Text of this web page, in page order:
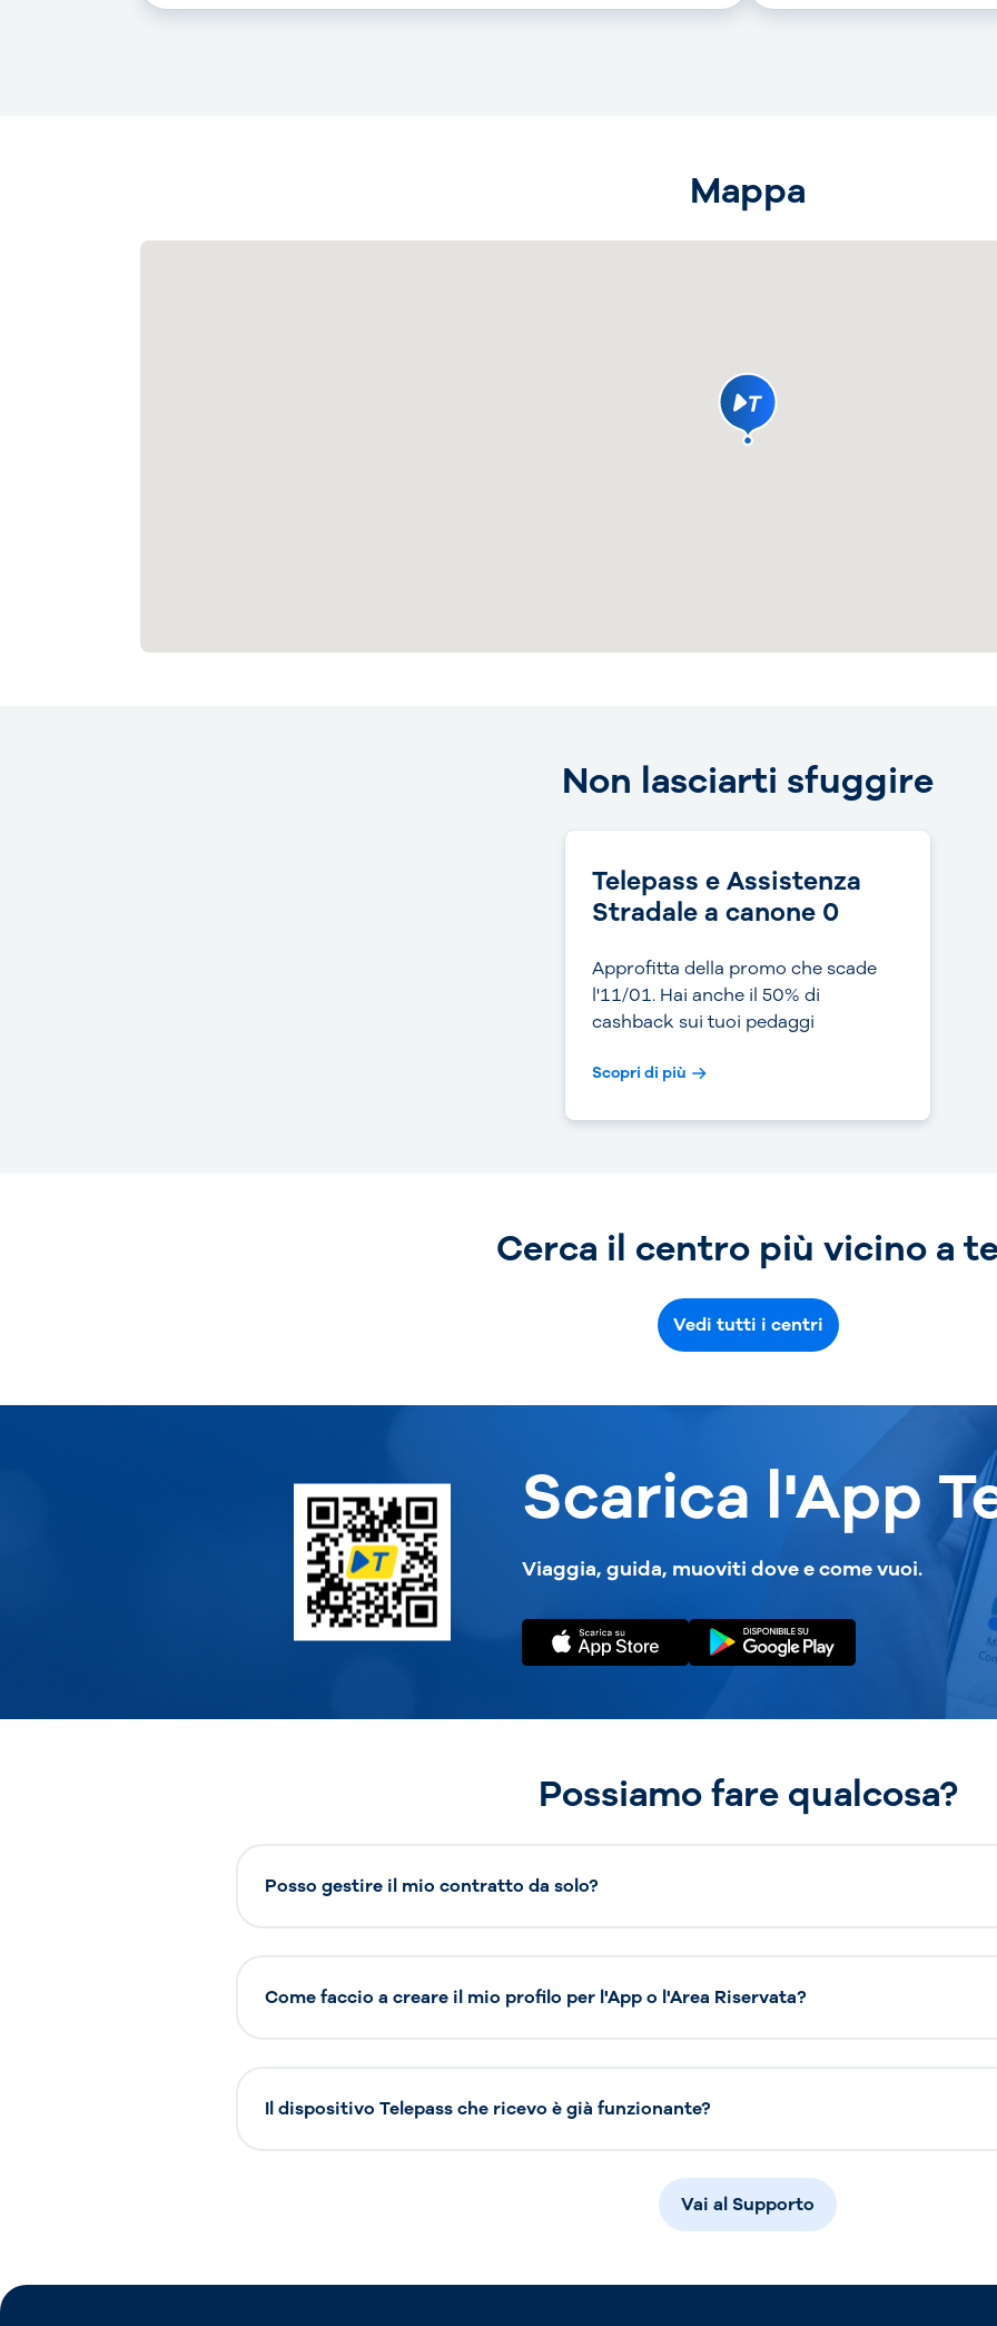
Mappa
Non lasciarti sfuggire
Telepass e Assistenza
Stradale a canone 0
Approfitta della promo che scade
l'11/01. Hai anche il 50% di
cashback sui tuoi pedaggi
Scopri di più
Cerca il centro più vicino a
Vedi tutti i centri
Scarica l'App
Viaggia, guida, muoviti dove e come vuoi.
Possiamo fare qualcosa?
Posso gestire il mio contratto da solo?
Come faccio a creare il mio profilo per l'App o l'Area Riservata?
Il dispositivo Telepass che ricevo è già funzionante?
Vai al Supporto